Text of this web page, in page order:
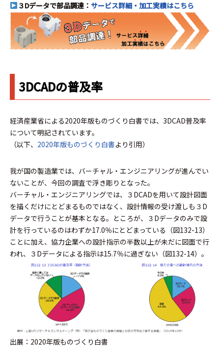
３Dデータで部品調達： サービス詳細・加工実績はこちら
3DCADの普及率
経済産業省による2020年版ものづくり白書では、3DCAD普及率
について明記されています。
（以下、 2020年版ものづくり白書より引用）
我が国の製造業では、バーチャル・エンジニアリングが進んでい
ないことが、今回の調査で浮き彫りとなった。
バーチャル・エンジニアリングでは、３DCADを用いて設計図面
を描くだけにとどまるものではなく、設計情報の受け渡しも３D
データで行うことが基本となる。ところが、３Dデータのみで設
計を行っているのはわずか17.0％にとどまっている（図132-13）
ことに加え、協力企業への設計指示の半数以上が未だに図面で行
われ、３Dデータによる指示は15.7％に過ぎない（図132-14）。
出展：2020年版ものづくり白書